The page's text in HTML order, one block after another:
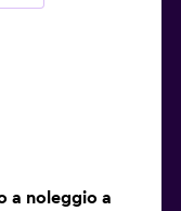
a noleggio a